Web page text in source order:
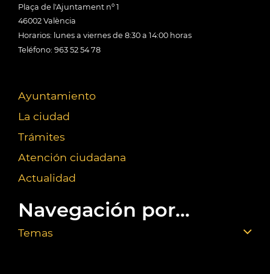
Plaça de l'Ajuntament nº 1
46002 València
Horarios: lunes a viernes de 8:30 a 14:00 horas
Teléfono: 963 52 54 78
Ayuntamiento
La ciudad
Trámites
Atención ciudadana
Actualidad
Navegación por...
Temas